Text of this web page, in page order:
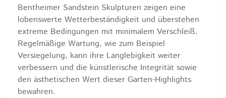
Bentheimer Sandstein Skulpturen zeigen eine
lobenswerte Wetterbeständigkeit und überstehen
extreme Bedingungen mit minimalem Verschleiß.
Regelmäßige Wartung, wie zum Beispiel
Versiegelung, kann ihre Langlebigkeit weiter
verbessern und die künstlerische Integrität sowie
den ästhetischen Wert dieser Garten-Highlights
bewahren.